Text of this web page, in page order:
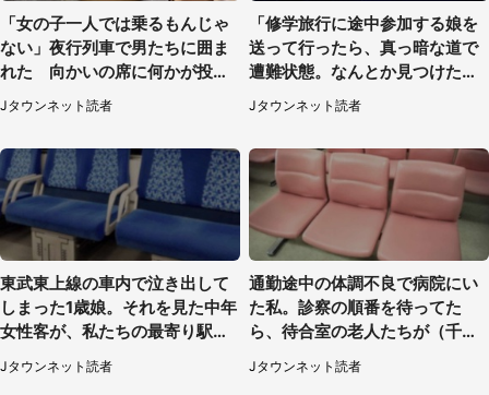
「女の子一人では乗るもんじゃ
ない」夜行列車で男たちに囲ま
れた 向かいの席に何かが投げ
られて（秋田県・60代女性）
Jタウンネット読者
「修学旅行に途中参加する娘を
送って行ったら、真っ暗な道で
遭難状態。なんとか見つけた民
家に助けを求めると、住人の男
性が...」
Jタウンネット読者
東武東上線の車内で泣き出して
しまった1歳娘。それを見た中年
女性客が、私たちの最寄り駅ま
でずっと（埼玉県・30代女性）
Jタウンネット読者
通勤途中の体調不良で病院にい
た私。診察の順番を待ってた
ら、待合室の老人たちが（千葉
県・50代男性）
Jタウンネット読者